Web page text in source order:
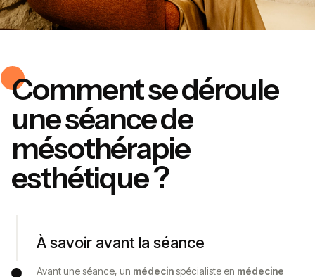
Comment se déroule
une séance de
mésothérapie
esthétique ?
À savoir avant la séance
Avant une séance, un médecinspécialiste en médecine